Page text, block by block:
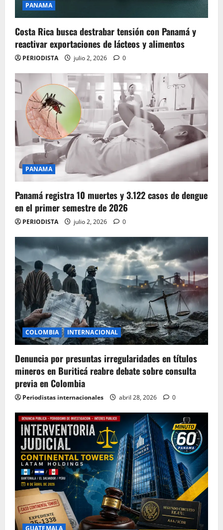
PANAMA
Costa Rica busca destrabar tensión con Panamá y
reactivar exportaciones de lácteos y alimentos
PERIODISTA julio 2, 2026 0
PANAMA
Panamá registra 10 muertes y 3.122 casos de dengue
en el primer semestre de 2026
PERIODISTA julio 2, 2026 0
COLOMBIA INTERNACIONAL
Denuncia por presuntas irregularidades en títulos
mineros en Buriticá reabre debate sobre consulta
previa en Colombia
Periodistas internacionales abril 28, 2026 0